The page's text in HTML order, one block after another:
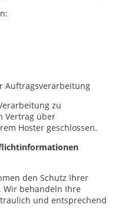
Auftragsverarbeitung
zu
Vertrag über
Hoster geschlossen.
den Schutz Ihrer
Wir behandeln Ihre
und entsprechend